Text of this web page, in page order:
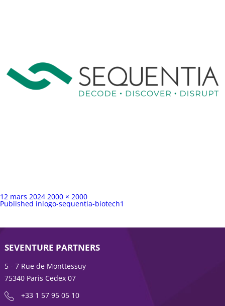
Publié
sur
12 mars 2024 Taille
complète
2000 × 2000
Navigation
Published inlogo-sequentia-biotech1
SEVENTURE PARTNERS
5 - 7 Rue de Monttessuy
75340 Paris Cedex 07
+33 1 57 95 05 10